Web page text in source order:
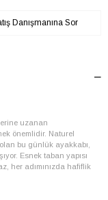
Danışmanına Sor
uzanan
önemlidir. Naturel
bu günlük ayakkabı,
Esnek taban yapısı
her adımınızda hafiflik